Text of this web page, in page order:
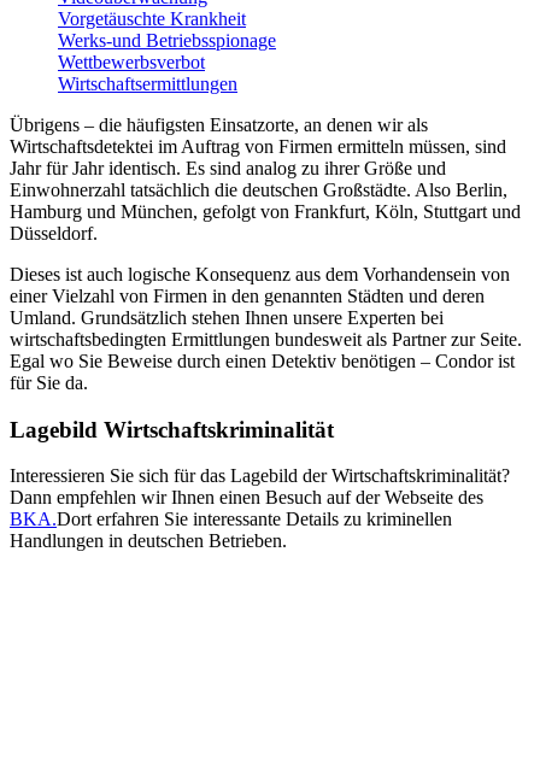
Vorgetäuschte Krankheit
Werks-und Betriebsspionage
Wettbewerbsverbot
Wirtschaftsermittlungen
Übrigens – die häufigsten Einsatzorte, an denen wir als
Wirtschaftsdetektei im Auftrag von Firmen ermitteln müssen, sind
Jahr für Jahr identisch. Es sind analog zu ihrer Größe und
Einwohnerzahl tatsächlich die deutschen Großstädte. Also Berlin,
Hamburg und München, gefolgt von Frankfurt, Köln, Stuttgart und
Düsseldorf.
Dieses ist auch logische Konsequenz aus dem Vorhandensein von
einer Vielzahl von Firmen in den genannten Städten und deren
Umland. Grundsätzlich stehen Ihnen unsere Experten bei
wirtschaftsbedingten Ermittlungen bundesweit als Partner zur Seite.
Egal wo Sie Beweise durch einen Detektiv benötigen – Condor ist
für Sie da.
Lagebild Wirtschaftskriminalität
Interessieren Sie sich für das Lagebild der Wirtschaftskriminalität?
Dann empfehlen wir Ihnen einen Besuch auf der Webseite des
BKA.Dort erfahren Sie interessante Details zu kriminellen
Handlungen in deutschen Betrieben.